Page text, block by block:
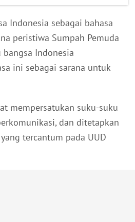
Indonesia sebagai bahasa
peristiwa Sumpah Pemuda
Indonesia
ini sebagai sarana untuk
mempersatukan suku-suku
dan ditetapkan
tercantum pada UUD